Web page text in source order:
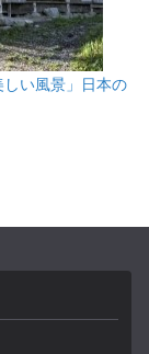
い風景」日本の